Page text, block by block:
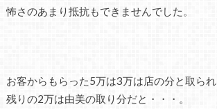
怖さのあまり抵抗もできませんでした。
お客からもらった5万は3万は店の分と取られ
残りの2万は由美の取り分だと・・・。